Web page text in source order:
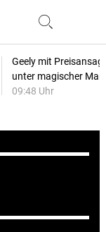
Geely mit
unter magischer
09:48 Uhr